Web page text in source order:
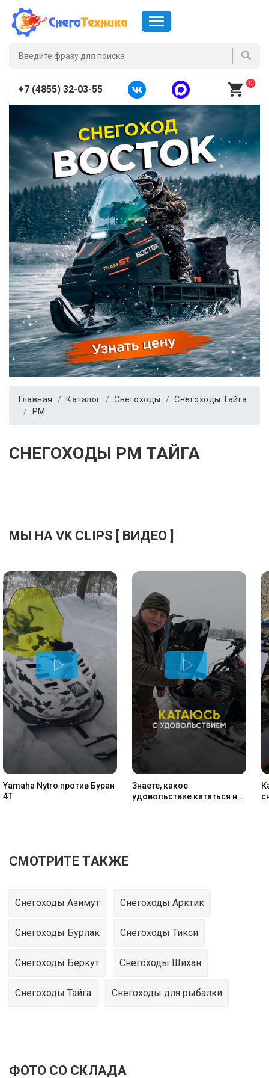
+7 (4855) 32-03-55
0
Главная Каталог Снегоходы
Снегоходы Тайга
РМ
СНЕГОХОДЫ РМ ТАЙГА
МЫ НА VK CLIPS [ ВИДЕО ]
Yamaha Nytro против Буран
4Т
Знаете, какое
удовольствие кататься на
СМОТРИТЕ ТАКЖЕ
Снегоходы Азимут Снегоходы Арктик
Снегоходы Бурлак Снегоходы Тикси
Снегоходы Беркут Снегоходы Шихан
Снегоходы Тайга Снегоходы для рыбалки
ФОТО СО СКЛАДА